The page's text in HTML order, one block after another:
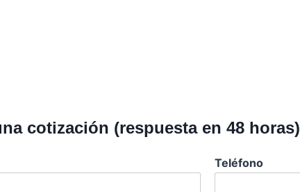
cotización (respuesta en 48 horas)
Teléfono